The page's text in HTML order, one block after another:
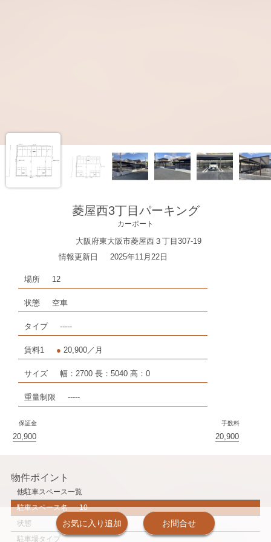
菱屋西3丁目パーキング
カーポート
大阪府東大阪市菱屋西３丁目307-19
情報更新日
2025年11月22日
場所 12
状態 空車
タイプ -----
賃料1 ● 20,900／月
サイズ 幅：2700 長：5040 高：0
重量制限 -----
保証金 手数料
20,900 20,900
物件ポイント
他駐車スペース一覧
駐車スペース名
10
状態
駐車場タイプ
お気に入り追加 お問合せ